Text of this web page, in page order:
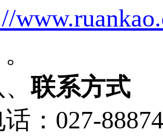
、联系方式
话：027-